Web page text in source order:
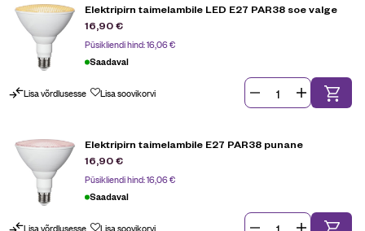
Elektripirn taimelambile LED E27 PAR38 soe valge
16,90€
Püsikliendi hind:16,06€
Saadaval
Lisa võrdlusesse Lisa soovikorvi
Elektripirn taimelambile E27 PAR38 punane
16,90€
Püsikliendi hind:16,06€
Saadaval
Lisa võrdlusesse Lisa soovikorvi